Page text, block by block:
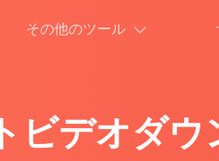
その他のツール
ビデオダ